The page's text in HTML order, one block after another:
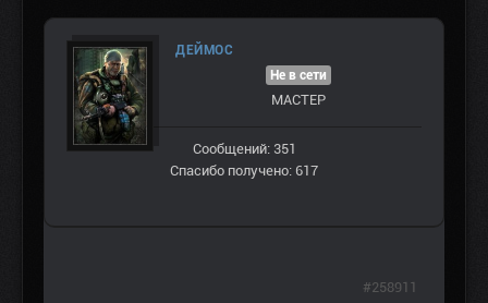
ДЕЙМОС
Не в сети
МАСТЕР
Сообщений: 351
Спасибо получено: 617
#258911